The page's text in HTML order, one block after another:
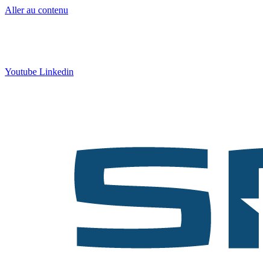
Aller au contenu
Youtube Linkedin